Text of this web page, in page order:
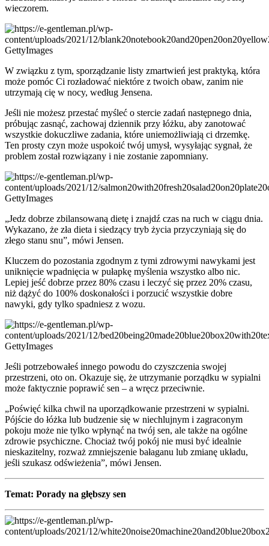
wieczorem.
GettyImages
W związku z tym, sporządzanie listy zmartwień jest praktyką, która
może pomóc Ci rozładować niektóre z twoich obaw, zanim nie
utrzymają cię w nocy, według Jensena.
Jeśli nie możesz przestać myśleć o stercie zadań następnego dnia,
próbując zasnąć, zachowaj dziennik przy łóżku, aby zanotować
wszystkie dokuczliwe zadania, które uniemożliwiają ci drzemkę.
Ten prosty czyn może uspokoić twój umysł, wysyłając sygnał, że
problem został rozwiązany i nie zostanie zapomniany.
GettyImages
„Jedz dobrze zbilansowaną dietę i znajdź czas na ruch w ciągu dnia.
Wykazano, że zła dieta i siedzący tryb życia przyczyniają się do
złego stanu snu”, mówi Jensen.
Kluczem do pozostania zgodnym z tymi zdrowymi nawykami jest
uniknięcie wpadnięcia w pułapkę myślenia wszystko albo nic.
Lepiej jeść dobrze przez 80% czasu i leczyć się przez 20% czasu,
niż dążyć do 100% doskonałości i porzucić wszystkie dobre
nawyki, gdy tylko spadniesz z wozu.
GettyImages
Jeśli potrzebowałeś innego powodu do czyszczenia swojej
przestrzeni, oto on. Okazuje się, że utrzymanie porządku w sypialni
może faktycznie poprawić sen – a wręcz przeciwnie.
„Poświęć kilka chwil na uporządkowanie przestrzeni w sypialni.
Pójście do łóżka lub budzenie się w niechlujnym i zagraconym
pokoju może nie tylko wpłynąć na twój sen, ale także na ogólne
zdrowie psychiczne. Chociaż twój pokój nie musi być idealnie
nieskazitelny, rozważ zmniejszenie bałaganu lub zmianę układu,
jeśli szukasz odświeżenia”, mówi Jensen.
Temat: Porady na głębszy sen